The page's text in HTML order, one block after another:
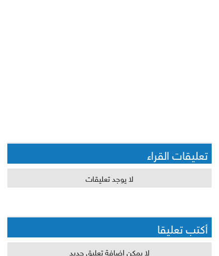
تعليقات القراء
لا يوجد تعليقات
أكتب تعليقا
لا يمكن اضافة تعليق جديد